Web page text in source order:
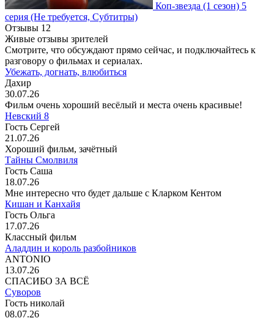
Коп-звезда (1 сезон) 5
серия (Не требуется, Субтитры)
Отзывы 12
Живые отзывы зрителей
Смотрите, что обсуждают прямо сейчас, и подключайтесь к
разговору о фильмах и сериалах.
Убежать, догнать, влюбиться
Дахир
30.07.26
Фильм очень хороший весёлый и места очень красивые!
Невский 8
Гость Сергей
21.07.26
Хороший фильм, зачётный
Тайны Смолвиля
Гость Саша
18.07.26
Мне интересно что будет дальше с Кларком Кентом
Кишан и Канхайя
Гость Ольга
17.07.26
Классный фильм
Аладдин и король разбойников
ANTONIO
13.07.26
СПАСИБО ЗА ВСЁ
Суворов
Гость николай
08.07.26